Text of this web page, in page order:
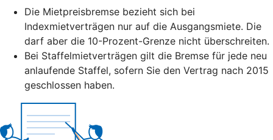
Die Mietpreisbremse bezieht sich bei
Indexmietverträgen nur auf die Ausgangsmiete. Die
darf aber die 10-Prozent-Grenze nicht überschreiten.
Bei Staffelmietverträgen gilt die Bremse für jede neu
anlaufende Staffel, sofern Sie den Vertrag nach 2015
geschlossen haben.